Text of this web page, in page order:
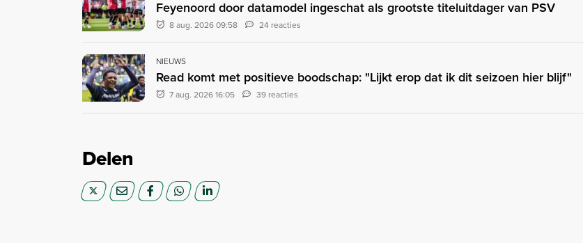
Feyenoord door datamodel ingeschat als grootste titeluitdager van PSV
8 aug. 2026 09:58 24 reacties
NIEUWS
Read komt met positieve boodschap: "Lijkt erop dat ik dit seizoen hier blijf"
7 aug. 2026 16:05 39 reacties
Delen